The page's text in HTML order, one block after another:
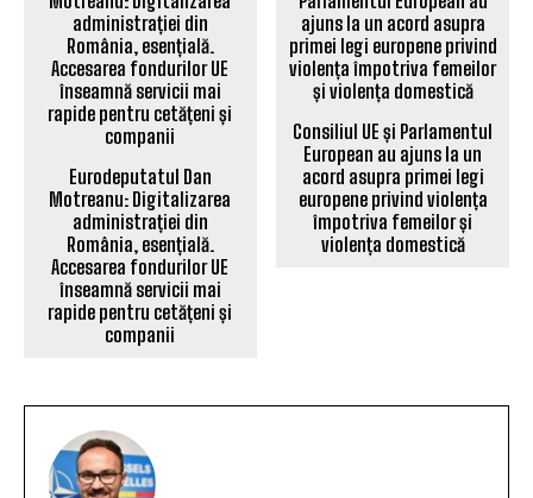
Eurodeputatul Dan
Motreanu: Digitalizarea
administrației din
România, esențială.
Accesarea fondurilor UE
înseamnă servicii mai
rapide pentru cetățeni și
companii
Consiliul UE și Parlamentul
European au ajuns la un
acord asupra primei legi
europene privind violența
împotriva femeilor și
violența domestică